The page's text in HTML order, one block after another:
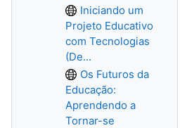
Iniciando um
Projeto Educativo
com Tecnologias
(De...
Os Futuros da
Educação:
Aprendendo a
Tornar-se